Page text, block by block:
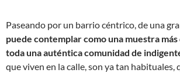
Paseando por un barrio céntrico, de una
puede contemplar como una muestra
toda una auténtica comunidad de
que viven en la calle, son ya tan habituales,